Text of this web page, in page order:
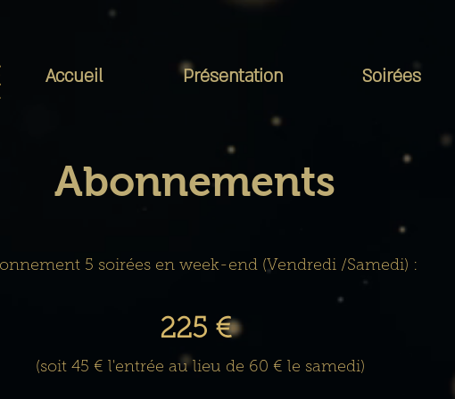
Accueil Présentation Soirées
Abonnements
5 soirées en week-end (Vendredi /Samedi) :
225 €
(soit 45 € l'entrée au lieu de 60 € le samedi)